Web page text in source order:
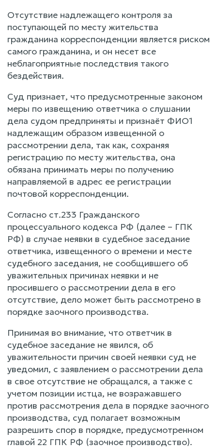
Отсутствие надлежащего контроля за
поступающей по месту жительства
гражданина корреспонденции является риском
самого гражданина, и он несет все
неблагоприятные последствия такого
бездействия.
Суд признает, что предусмотренные законом
меры по извещению ответчика о слушании
дела судом предприняты и признаёт ФИО1
надлежащим образом извещенной о
рассмотрении дела, так как, сохраняя
регистрацию по месту жительства, она
обязана принимать меры по получению
направляемой в адрес ее регистрации
почтовой корреспонденции.
Согласно ст.233 Гражданского
процессуального кодекса РФ (далее – ГПК
РФ) в случае неявки в судебное заседание
ответчика, извещенного о времени и месте
судебного заседания, не сообщившего об
уважительных причинах неявки и не
просившего о рассмотрении дела в его
отсутствие, дело может быть рассмотрено в
порядке заочного производства.
Принимая во внимание, что ответчик в
судебное заседание не явился, об
уважительности причин своей неявки суд не
уведомил, с заявлением о рассмотрении дела
в свое отсутствие не обращался, а также с
учетом позиции истца, не возражавшего
против рассмотрения дела в порядке заочного
производства, суд полагает возможным
разрешить спор в порядке, предусмотренном
главой 22 ГПК РФ (заочное производство).